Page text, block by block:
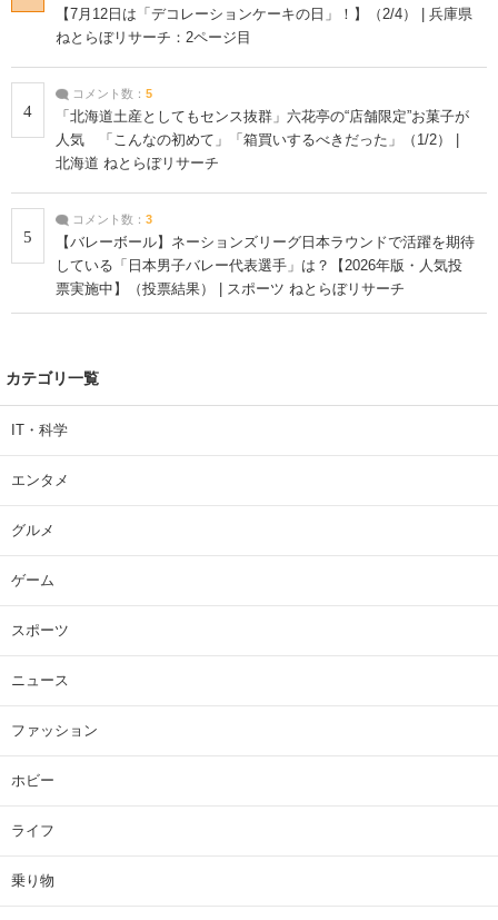
【7月12日は「デコレーションケーキの日」！】（2/4） | 兵庫県
ねとらぼリサーチ：2ページ目
4
コメント数： 5
「北海道土産としてもセンス抜群」六花亭の“店舗限定”お菓子が
人気 「こんなの初めて」「箱買いするべきだった」（1/2） |
北海道 ねとらぼリサーチ
5
コメント数： 3
【バレーボール】ネーションズリーグ日本ラウンドで活躍を期待
している「日本男子バレー代表選手」は？【2026年版・人気投
票実施中】（投票結果） | スポーツ ねとらぼリサーチ
カテゴリ一覧
IT・科学
エンタメ
グルメ
ゲーム
スポーツ
ニュース
ファッション
ホビー
ライフ
乗り物